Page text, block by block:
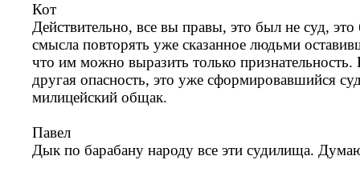
Кот
Действительно, все вы правы, это был не суд,
смысла повторять уже сказанное людьми
что им можно выразить только
другая опасность, это уже сформировавшийся
милицейский общак.
Павел
Дык по барабану народу все эти судилища.